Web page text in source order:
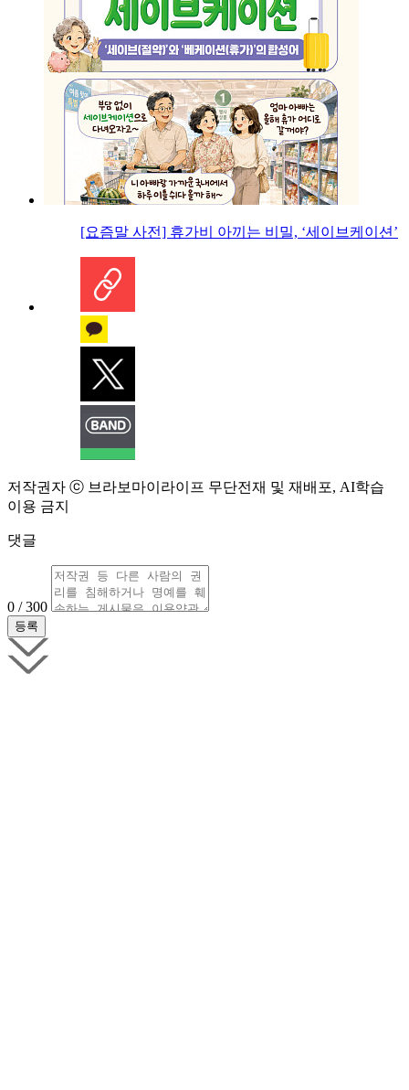
[요즘말 사전] 휴가비 아끼는 비밀, ‘세이브케이션’
저작권자 ⓒ 브라보마이라이프 무단전재 및 재배포, AI학습
이용 금지
댓글
0 / 300